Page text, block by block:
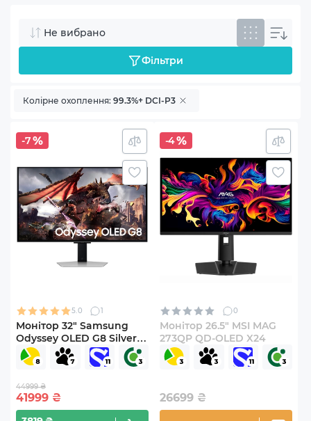
Не вибрано
Фільтри
Колірне охоплення: 99.3%+ DCI-P3
-7
5.0 1
Монітор 32" Samsung
Odyssey OLED G8 Silver
S32DG800
(LS32DG800SZXUA)
44999 ₴
41999 ₴
-4
0
Монітор 26.5" MSI MAG
273QP QD-OLED X24
26699 ₴